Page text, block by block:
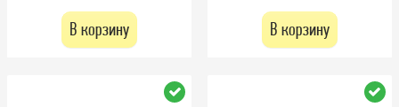
В корзину В корзину